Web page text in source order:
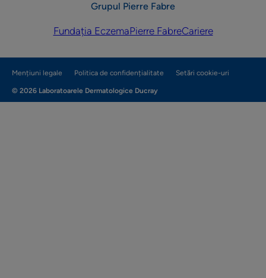
Grupul Pierre Fabre
Fundația EczemaPierre FabreCariere
Mențiuni legale Politica de confidențialitate Setări cookie-uri
© 2026 Laboratoarele Dermatologice Ducray